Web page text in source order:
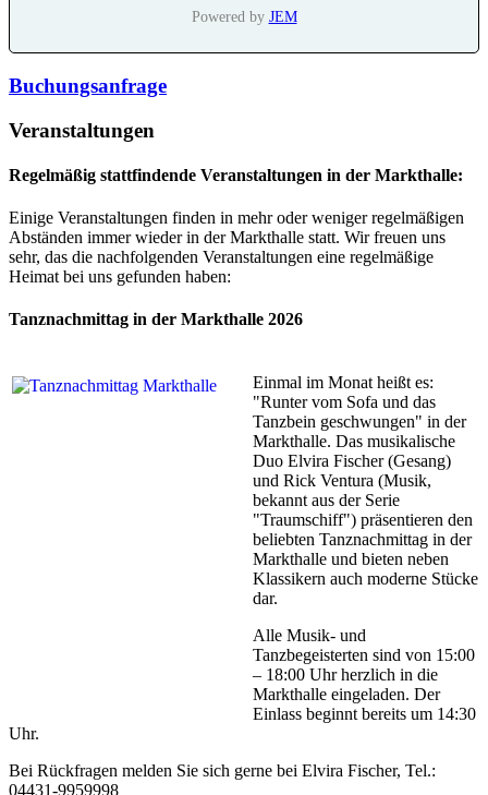
Powered by JEM
Buchungsanfrage
Veranstaltungen
Regelmäßig stattfindende Veranstaltungen in der Markthalle:
Einige Veranstaltungen finden in mehr oder weniger regelmäßigen
Abständen immer wieder in der Markthalle statt. Wir freuen uns
sehr, das die nachfolgenden Veranstaltungen eine regelmäßige
Heimat bei uns gefunden haben:
Tanznachmittag in der Markthalle 2026
Einmal im Monat heißt es:
"Runter vom Sofa und das
Tanzbein geschwungen" in der
Markthalle. Das musikalische
Duo Elvira Fischer (Gesang)
und Rick Ventura (Musik,
bekannt aus der Serie
"Traumschiff") präsentieren den
beliebten Tanznachmittag in der
Markthalle und bieten neben
Klassikern auch moderne Stücke
dar.
Alle Musik- und
Tanzbegeisterten sind von 15:00
– 18:00 Uhr herzlich in die
Markthalle eingeladen. Der
Einlass beginnt bereits um 14:30
Uhr.
Bei Rückfragen melden Sie sich gerne bei Elvira Fischer, Tel.:
04431-9959998